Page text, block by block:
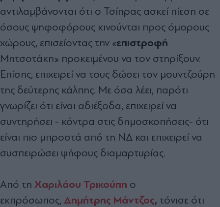
αντιλαμβάνονται ότι ο Τσίπρας ασκεί πίεση σε
όσους ψηφοφόρους κινούνται προς όμορους
χώρους, επισείοντας την «επιστροφή
Μητσοτάκη» προκειμένου να τον στηρίξουν.
Επίσης, επιχειρεί να τους δώσει τον μουντζούρη
της δεύτερης κάλπης. Με όσα λέει, παρότι
γνωρίζει ότι είναι αδιέξοδα, επιχειρεί να
συντηρήσει - κόντρα στις δημοσκοπήσεις- ότι
είναι πιο μπροστά από τη ΝΔ και επιχειρεί να
συσπειρώσει ψήφους διαμαρτυρίας.
Από τη Χαριλάου Τρικούπη ο
εκπρόσωπος, Δημήτρης Μάντζος, τόνισε ότι